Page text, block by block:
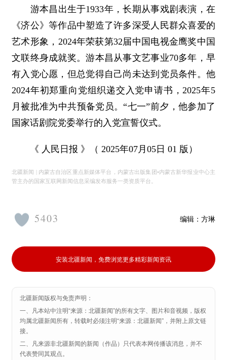
游本昌出生于1933年，长期从事戏剧表演，在
《济公》等作品中塑造了许多深受人民群众喜爱的
艺术形象，2024年荣获第32届中国电视金鹰奖中国
文联终身成就奖。游本昌从事文艺事业70多年，早
有入党心愿，但总觉得自己尚未达到党员条件。他
2024年初郑重向党组织递交入党申请书，2025年5
月被批准为中共预备党员。“七一”前夕，他参加了
国家话剧院党委举行的入党宣誓仪式。
《 人民日报 》（ 2025年07月05日 01 版）
北疆新闻 | 内蒙古自治区重点新媒体平台，内蒙古出版集团•内蒙古新华报业中心主
管主办的国家互联网新闻信息采编发布服务一类资质平台。
编辑： 方琳
5403
安装北疆新闻，免费浏览更多精彩新闻资讯
北疆新闻版权与免责声明：
一、凡本站中注明“来源：北疆新闻”的所有文字、图片和音视频，版权
均属北疆新闻所有，转载时必须注明“来源：北疆新闻”，并附上原文链
接。
二、凡来源非北疆新闻的新闻（作品）只代表本网传播该消息，并不
代表赞同其观点。